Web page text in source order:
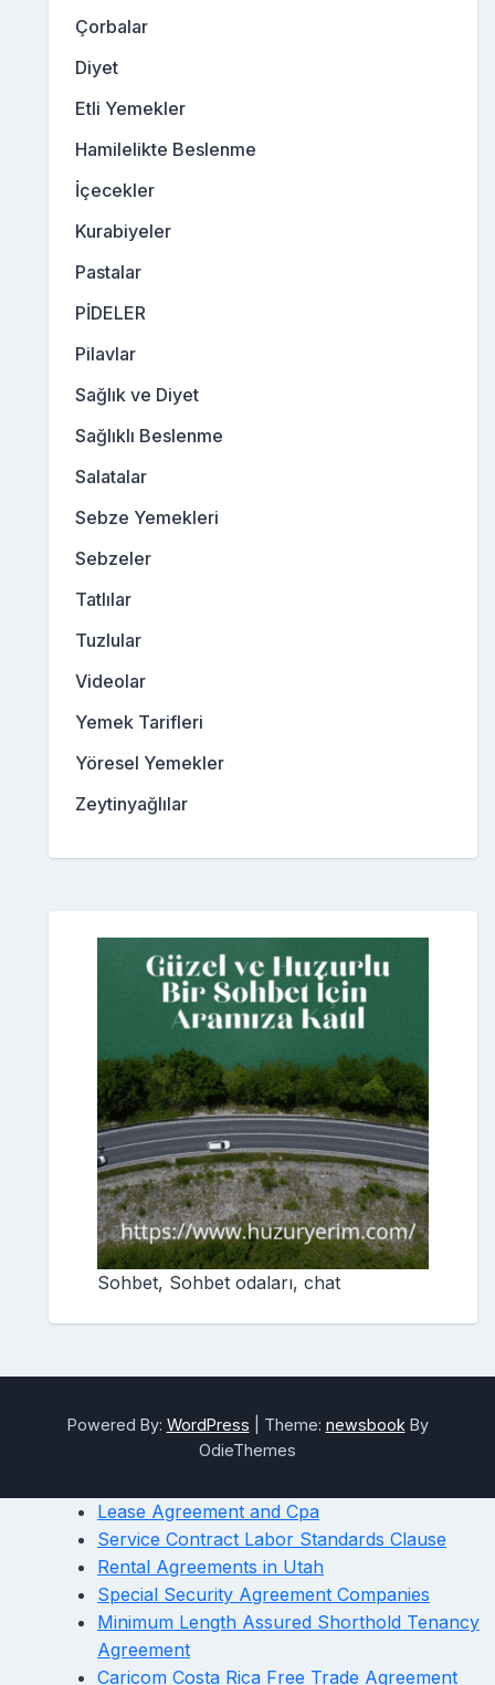
Çorbalar
Diyet
Etli Yemekler
Hamilelikte Beslenme
İçecekler
Kurabiyeler
Pastalar
PİDELER
Pilavlar
Sağlık ve Diyet
Sağlıklı Beslenme
Salatalar
Sebze Yemekleri
Sebzeler
Tatlılar
Tuzlular
Videolar
Yemek Tarifleri
Yöresel Yemekler
Zeytinyağlılar
Sohbet, Sohbet odaları, chat
Powered By: WordPress Theme: newsbook By
OdieThemes
Lease Agreement and Cpa
Service Contract Labor Standards Clause
Rental Agreements in Utah
Special Security Agreement Companies
Minimum Length Assured Shorthold Tenancy
Agreement
Caricom Costa Rica Free Trade Agreement